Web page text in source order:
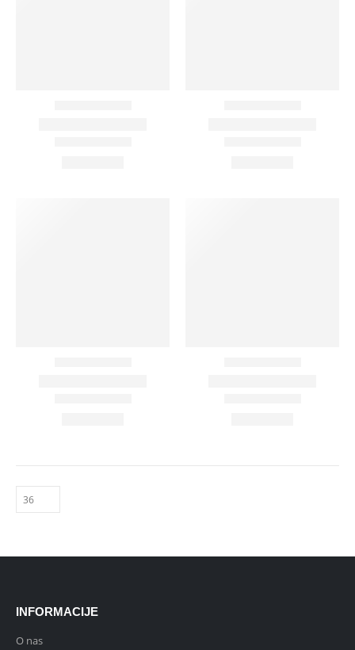
INFORMACIJE
O nas